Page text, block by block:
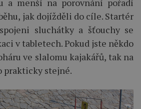
a menší na porovnání pořadí
jak dojížděli do cíle. Startér
sluchátky a šťouchy se
v tabletech. Pokud jste někdo
ve slalomu kajakářů, tak na
prakticky stejné.